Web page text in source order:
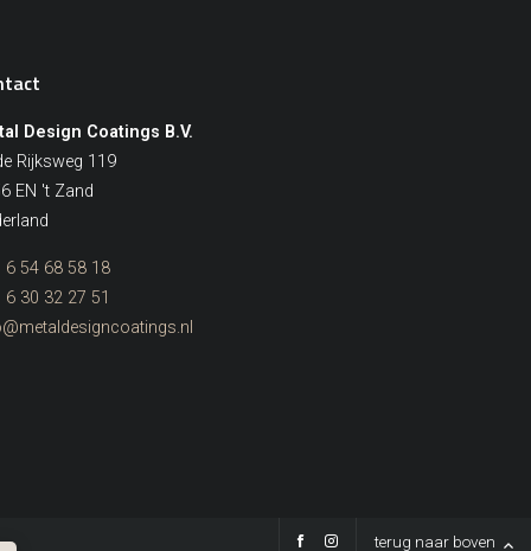
Design Coatings B.V.
Rijksweg 119
EN 't Zand
6 54 68 58 18
6 30 32 27 51
terug naar boven